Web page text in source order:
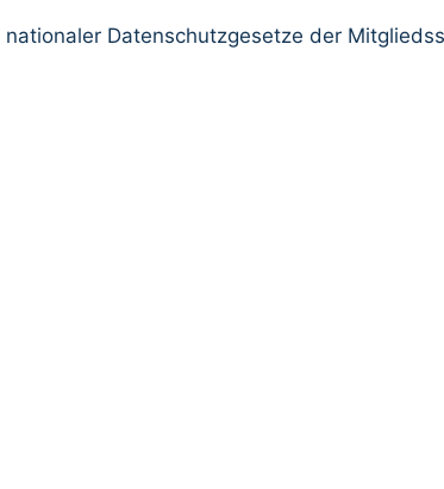
Datenschutzgesetze der